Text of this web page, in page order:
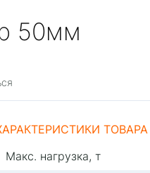
50мм
ТОВАРА
Макс. нагрузка, т